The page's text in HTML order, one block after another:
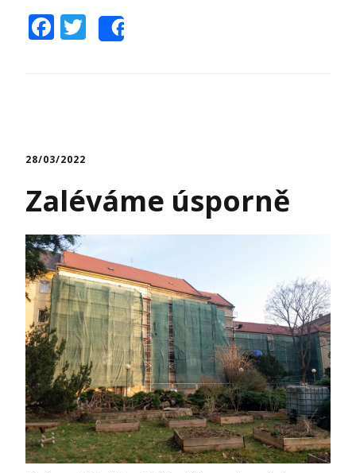
Facebook
Twitter
28/03/2022
Zaléváme úsporně